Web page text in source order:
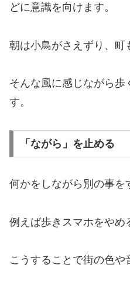
どに意識を向けます。
朝は小鳥がさえずり、町
そんな風に感じながら
す。
「ながら」を止める
何かをしながら別の事を
例えば歩きスマホをやめ
こうすることで街の色や